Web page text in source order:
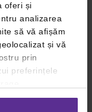
oferi și
analizarea
să vă afișăm
și vă
prin
preferințele
linkul către